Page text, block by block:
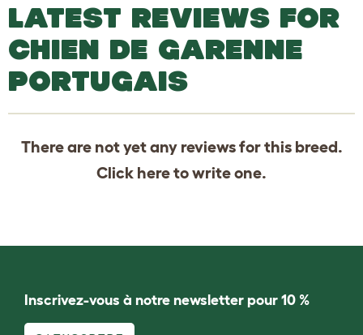
LATEST REVIEWS FOR
CHIEN DE GARENNE
PORTUGAIS
There are not yet any reviews for this breed.
Click hereto write one.
Inscrivez-vous à notre newsletter pour 10 %